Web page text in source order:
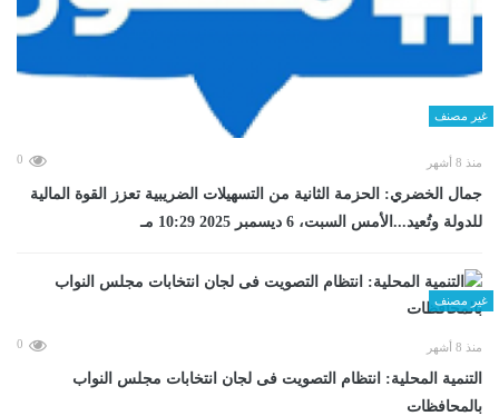
غير مصنف
منذ 8 أشهر 0
جمال الخضري: الحزمة الثانية من التسهيلات الضريبية تعزز القوة المالية
للدولة وتُعيد...الأمس السبت، 6 ديسمبر 2025 10:29 مـ
غير مصنف
منذ 8 أشهر 0
التنمية المحلية: انتظام التصويت فى لجان انتخابات مجلس النواب
بالمحافظات